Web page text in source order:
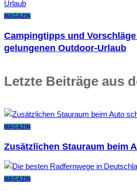
MAGAZIN
Campingtipps und
gelungenen Outdoor-Urlaub
Letzte Beiträge aus
MAGAZIN
Zusätzlichen Stauraum beim
MAGAZIN